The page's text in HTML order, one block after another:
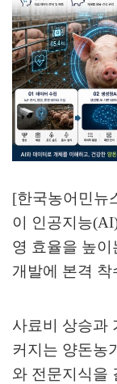
[한국농어민뉴
이 인공지능
영 효율을 높이
개발에 본격 착
사료비 상승과
커지는 양돈농
와 전문지식을